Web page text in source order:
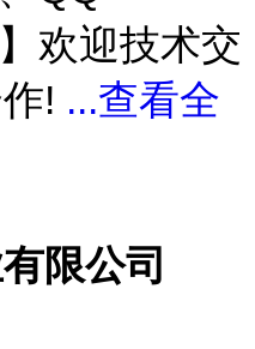
欢迎技术交
! ...查看全
限公司